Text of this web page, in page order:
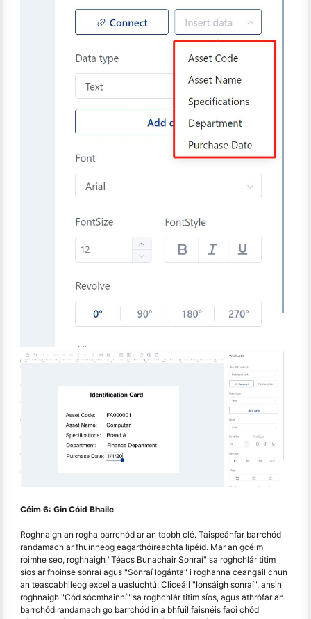
Céim 6: Gin Cóid Bhailc
Roghnaigh an rogha barrchód ar an taobh clé. Taispeánfar barrchód
randamach ar fhuinneog eagarthóireachta lipéid. Mar an gcéim
roimhe seo, roghnaigh "Téacs Bunachair Sonraí" sa roghchlár titim
síos ar fhoinse sonraí agus "Sonraí logánta" i roghanna ceangail chun
an teascabhileog excel a uasluchtú. Cliceáil "Ionsáigh sonraí", ansin
roghnaigh "Cód sócmhainní" sa roghchlár titim síos, agus athrófar an
barrchód randamach go barrchód in a bhfuil faisnéis faoi chód